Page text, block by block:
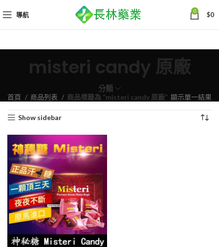
導航 0 $0
misteri candy 原廠
分類
首頁 商品列表 商品標籤為 “misteri candy 原廠” 顯示單一結果
Show sidebar